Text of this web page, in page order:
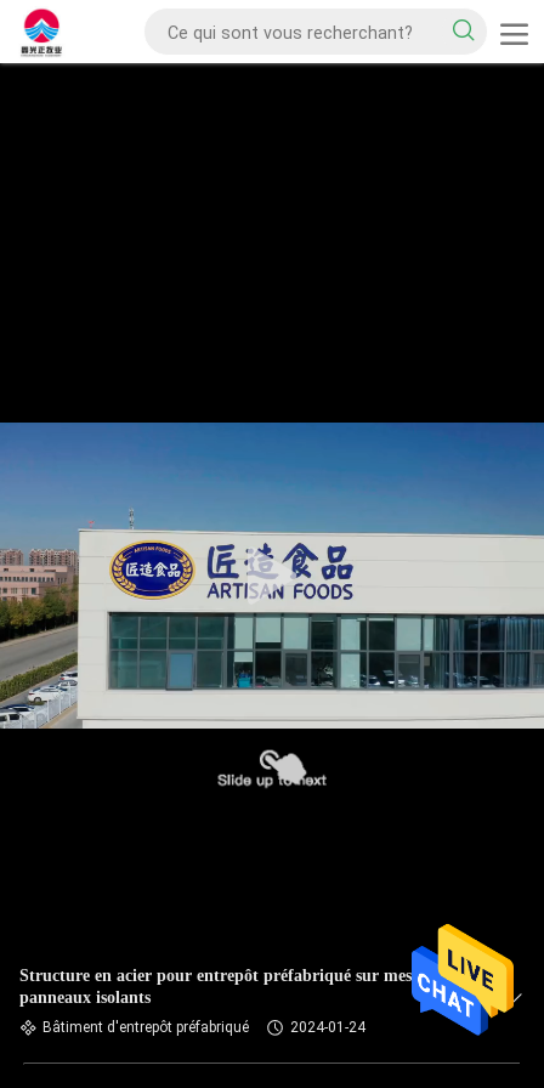
Structure en acier pour entrepôt préfabriqué sur mesure avec
panneaux isolants
Bâtiment d'entrepôt préfabriqué 2024-01-24